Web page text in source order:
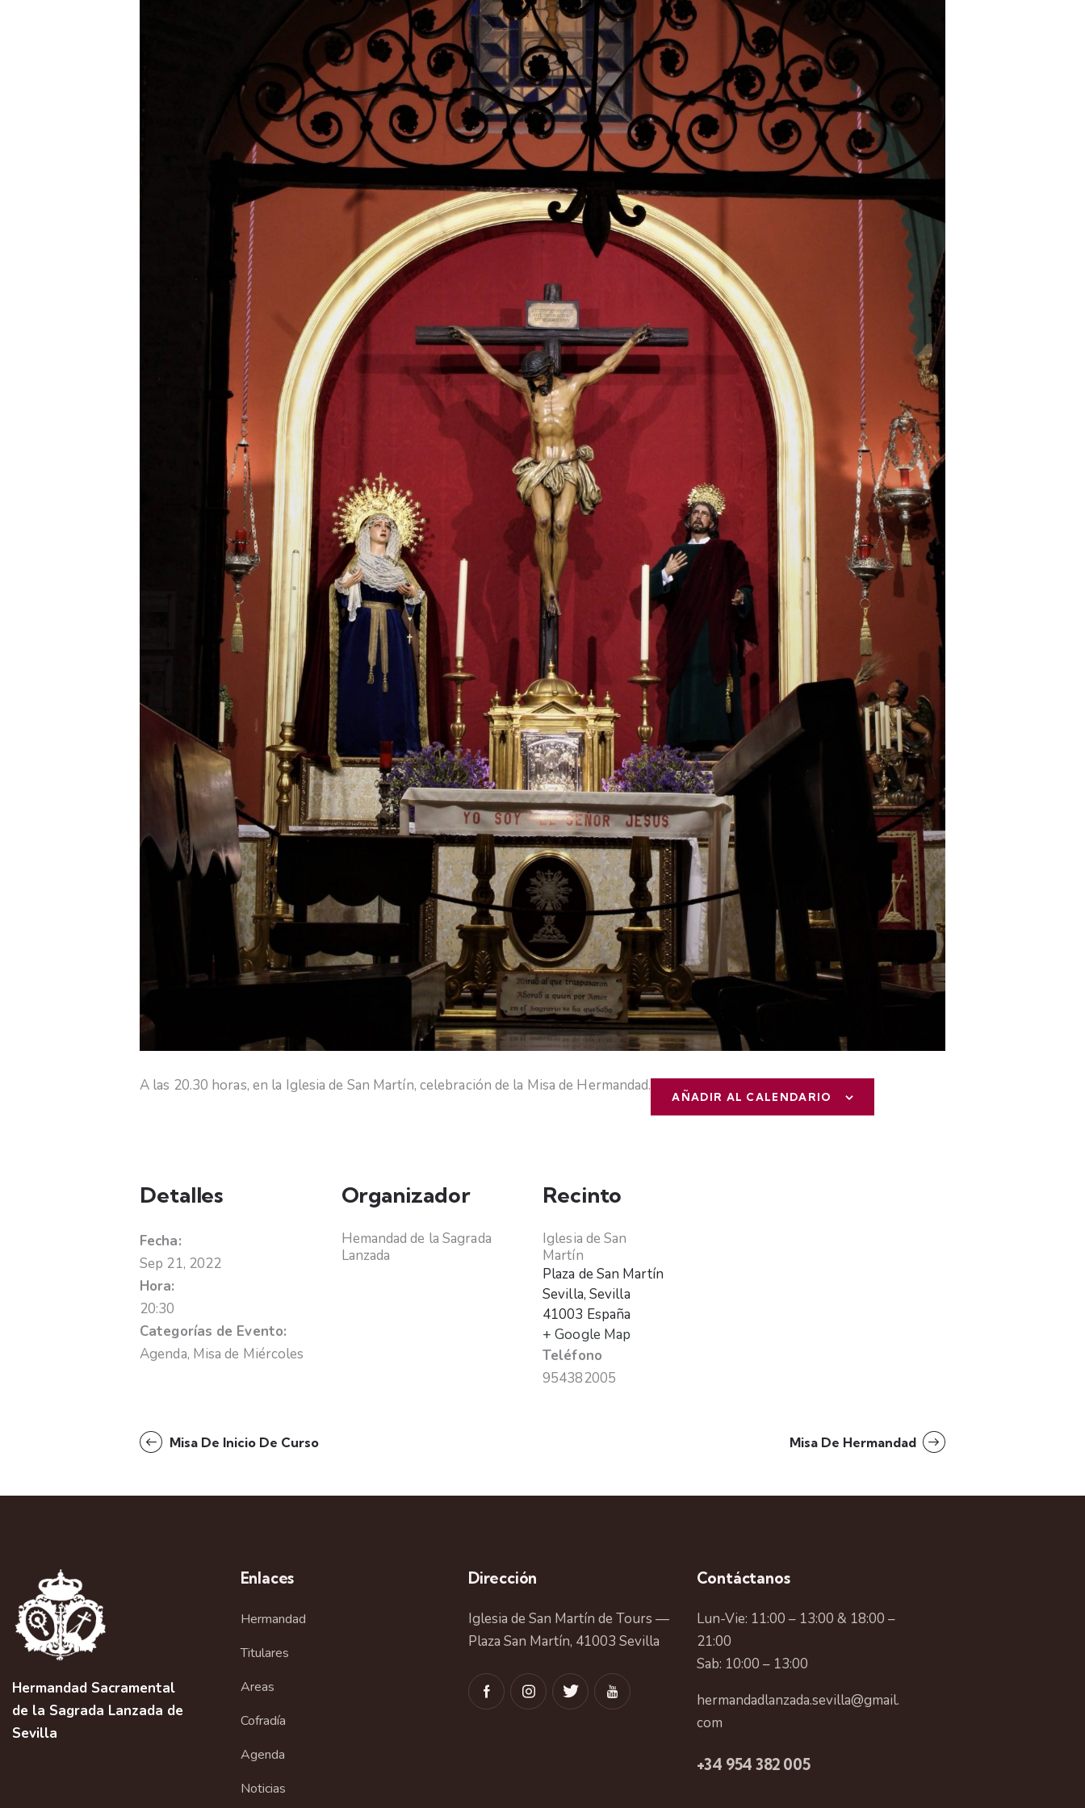
A las 20.30 horas, en la Iglesia de San Martín, celebración de la Misa de Hermandad.
AÑADIR AL CALENDARIO
Detalles
Fecha:
Sep 21, 2022
Hora:
20:30
Categorías de Evento:
Agenda, Misa de Miércoles
Organizador
Hemandad de la Sagrada
Lanzada
Recinto
Iglesia de San
Martín
Plaza de San Martín
Sevilla, Sevilla
41003 España
+ Google Map
Teléfono
954382005
Misa De Inicio De Curso Misa De Hermandad
Hermandad Sacramental
de la Sagrada Lanzada de
Sevilla
Enlaces
Hermandad
Titulares
Areas
Cofradía
Agenda
Noticias
Dirección
Iglesia de San Martín de Tours —
Plaza San Martín, 41003 Sevilla
Contáctanos
Lun-Vie: 11:00 – 13:00 & 18:00 –
21:00
Sab: 10:00 – 13:00
hermandadlanzada.sevilla@gmail.
com
+34 954 382 005